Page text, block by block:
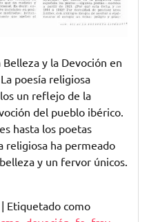
Belleza y la Devoción en
poesía religiosa
un reflejo de la
del pueblo ibérico.
hasta los poetas
religiosa ha permeado
y un fervor únicos.
| Etiquetado como